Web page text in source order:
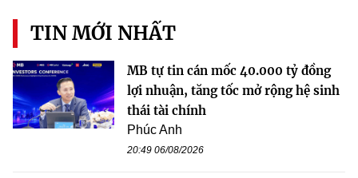
TIN MỚI NHẤT
MB tự tin cán mốc 40.000 tỷ đồng
lợi nhuận, tăng tốc mở rộng hệ sinh
thái tài chính
Phúc Anh
20:49 06/08/2026